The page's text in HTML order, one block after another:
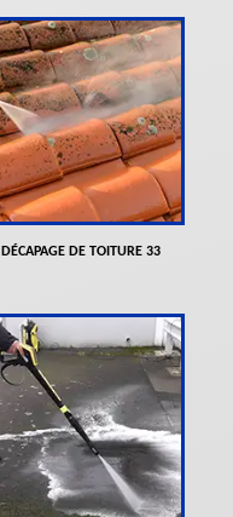
DÉCAPAGE DE TOITURE 33